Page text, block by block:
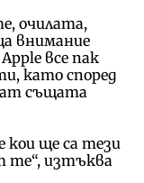
очилата,
внимание
все пак
като според
същата
кои ще са тези
те“, изтъква